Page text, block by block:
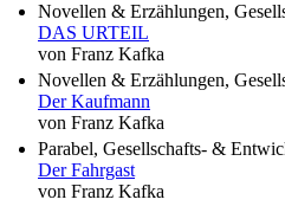
Novellen & Erzählungen,
DAS URTEIL
von Franz Kafka
Novellen & Erzählungen,
Der Kaufmann
von Franz Kafka
Parabel, Gesellschafts- &
Der Fahrgast
von Franz Kafka